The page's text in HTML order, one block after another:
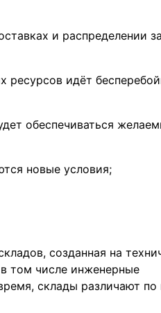
и распределении
ресурсов идёт
обеспечиваться
новые условия;
созданная на
том числе инженерные
склады различают по